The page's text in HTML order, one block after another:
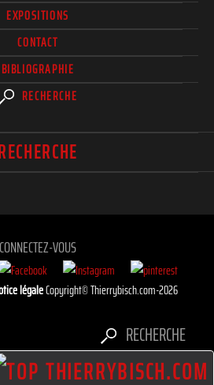
EXPOSITIONS
CONTACT
BIBLIOGRAPHIE
RECHERCHE
CONNECTEZ-VOUS
légaleCopyright© Thierrybisch.com-2026
RECHERCHE